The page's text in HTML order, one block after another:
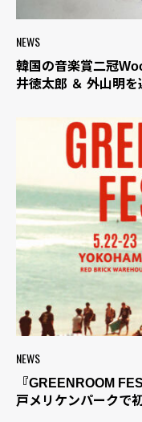
NEWS
韓国の音楽賞二冠
井徳太郎 ＆ 外山明
NEWS
『GREENROOM
戸メリケンパークで